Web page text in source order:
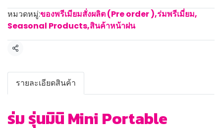
หมวดหมู่:ของพรีเมียมสั่งผลิต (Pre order ),ร่มพรีเมี่ยม,
Seasonal Products,สินค้าหน้าฝน
แชร์
รายละเอียดสินค้า
ร่ม รุ่นมินิ Mini Portable